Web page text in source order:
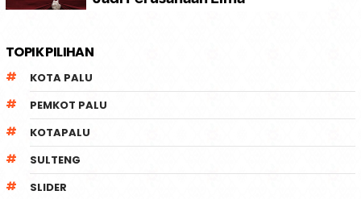
TOPIK PILIHAN
KOTA PALU
PEMKOT PALU
KOTAPALU
SULTENG
SLIDER